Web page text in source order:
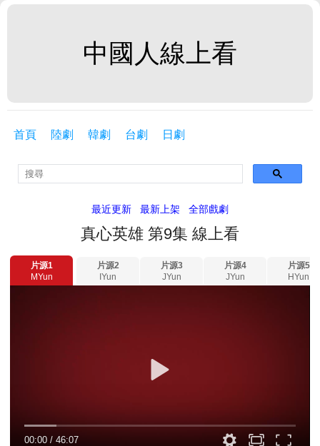
中國人線上看
首頁 陸劇 韓劇 台劇 日劇
最近更新 最新上架 全部戲劇
真心英雄 第9集 線上看
片源1
MYun
片源2
IYun
片源3
JYun
片源4
JYun
片源5
HYun
00:00 /46:07